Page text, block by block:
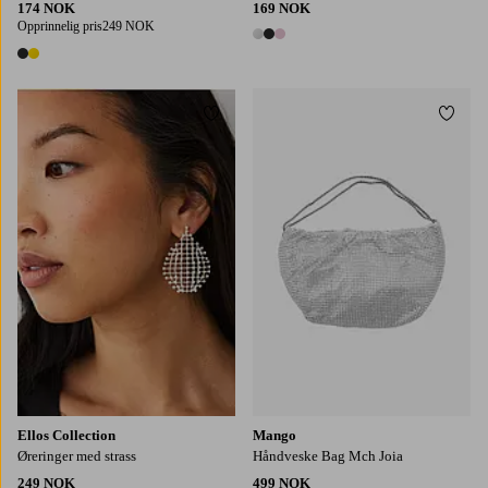
174 NOK
Opprinnelig pris249 NOK
2 farger
169 NOK
3 farger
Ellos Collection
Øreringer med strass
249 NOK
Legg til favoritter
Mango
Håndveske Bag Mch Joia
499 NOK